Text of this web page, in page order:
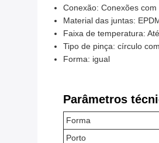
Conexão: Conexões
Material das juntas:
Faixa de temperatura:
Tipo de pinça: círculo
Forma: igual
Parâmetros
Forma
Porto